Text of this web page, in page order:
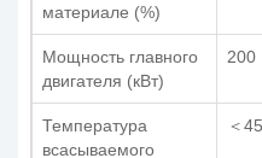
материале (%)
Мощность главного
двигателя (кВт)
200
Температура
всасываемого
＜